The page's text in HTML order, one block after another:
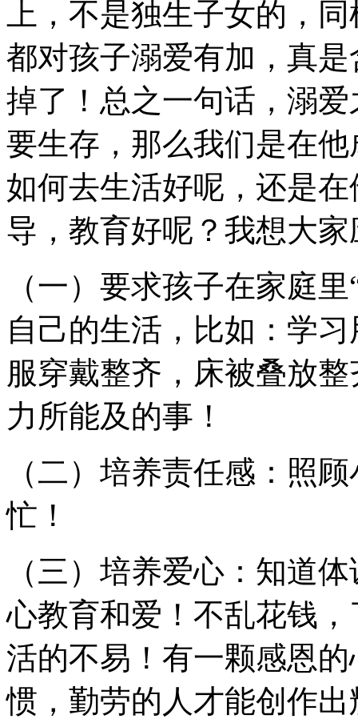
上，不是独生子女的，
都对孩子溺爱有加，真
掉了！总之一句话，溺
要生存，那么我们是在
如何去生活好呢，还是
导，教育好呢？我想大
（一）要求孩子在家庭
自己的生活，比如：学
服穿戴整齐，床被叠放
力所能及的事！
（二）培养责任感：照
忙！
（三）培养爱心：知道
心教育和爱！不乱花钱
活的不易！有一颗感恩
惯，勤劳的人才能创作